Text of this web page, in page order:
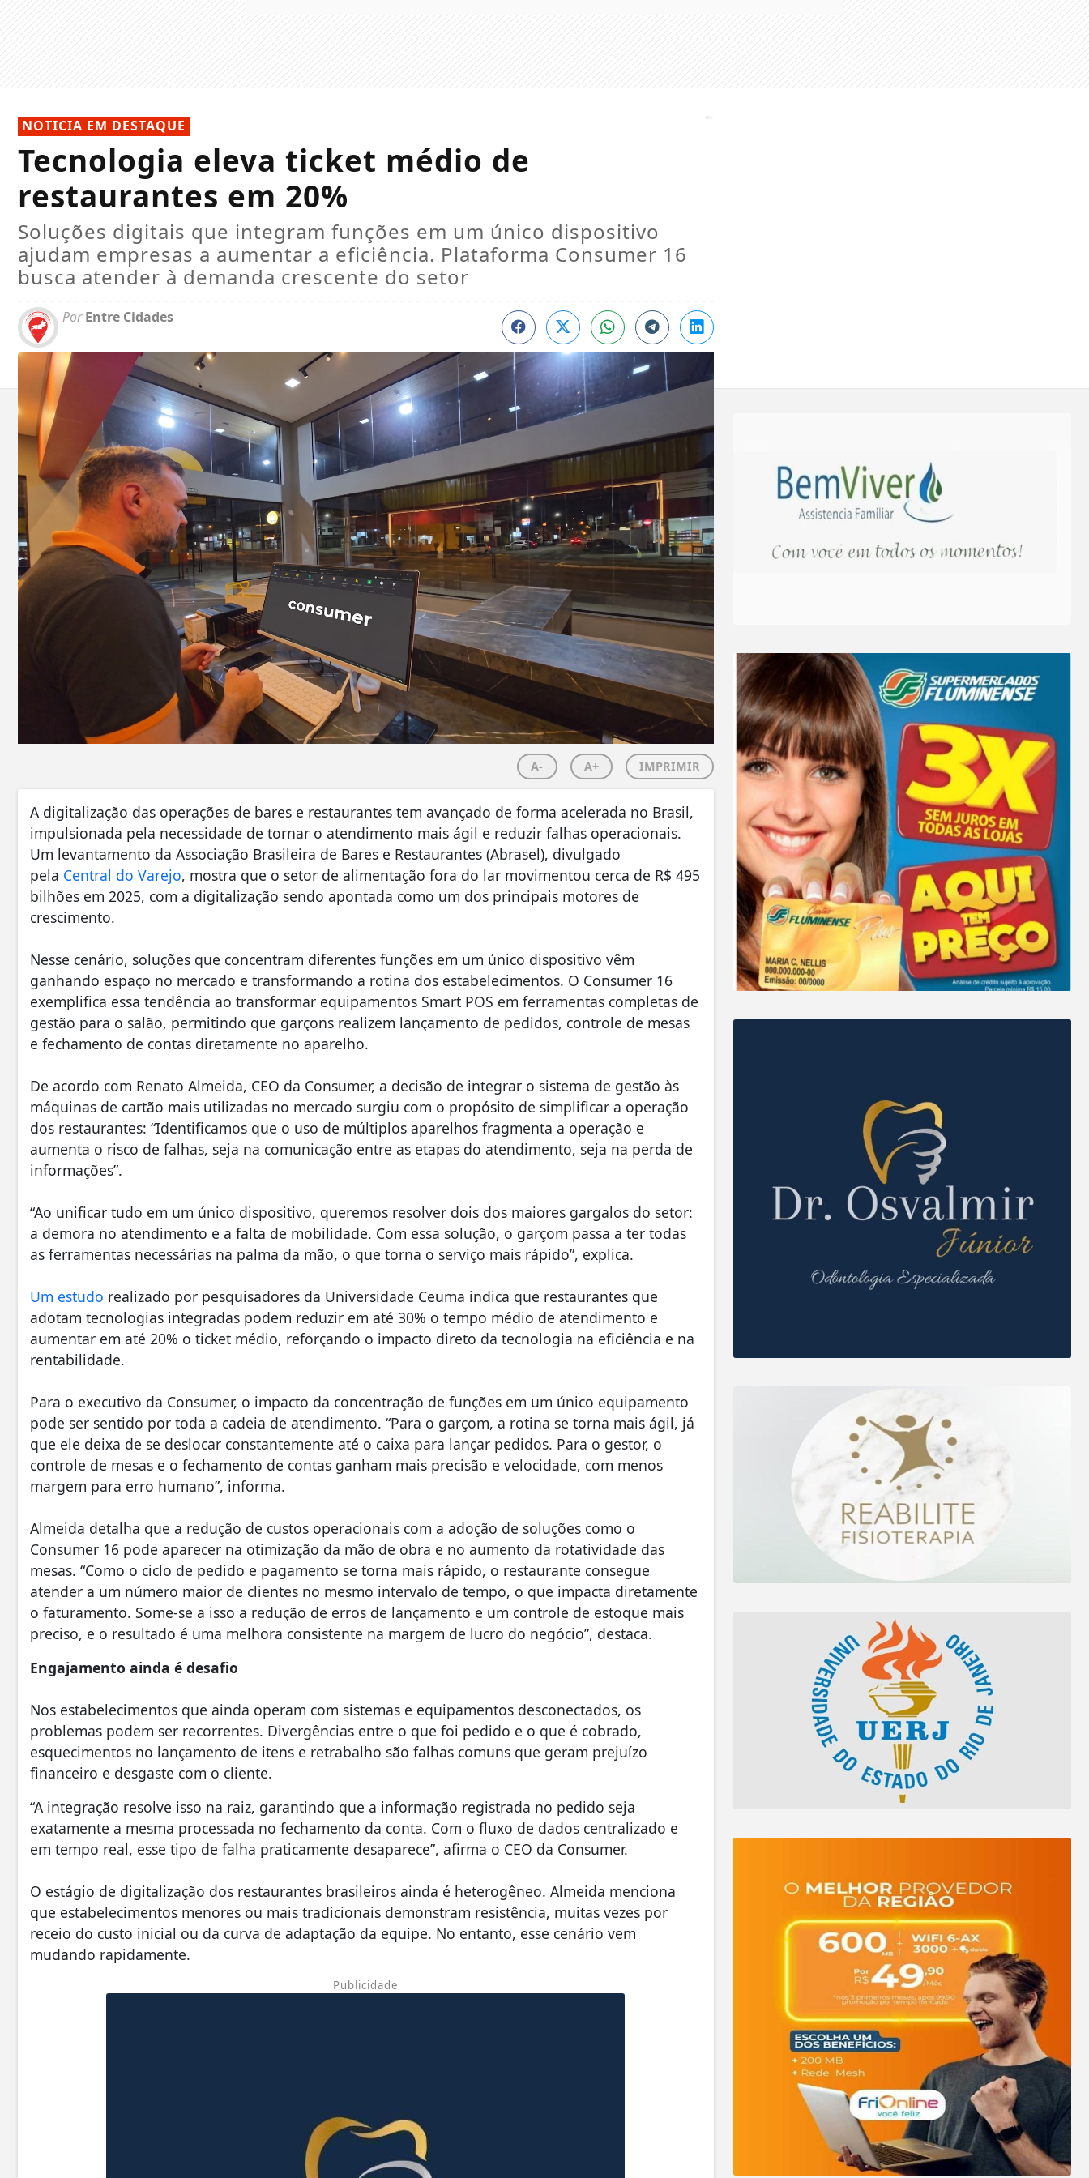
NOTICIA EM DESTAQUE
Tecnologia eleva ticket médio de
restaurantes em 20%
Soluções digitais que integram funções em um único dispositivo
ajudam empresas a aumentar a eficiência. Plataforma Consumer 16
busca atender à demanda crescente do setor
PorEntre Cidades
A- A+ IMPRIMIR
A digitalização das operações de bares e restaurantes tem avançado de forma acelerada no Brasil,
impulsionada pela necessidade de tornar o atendimento mais ágil e reduzir falhas operacionais.
Um levantamento da Associação Brasileira de Bares e Restaurantes (Abrasel), divulgado
pela Central do Varejo, mostra que o setor de alimentação fora do lar movimentou cerca de R$ 495
bilhões em 2025, com a digitalização sendo apontada como um dos principais motores de
crescimento.
Nesse cenário, soluções que concentram diferentes funções em um único dispositivo vêm
ganhando espaço no mercado e transformando a rotina dos estabelecimentos. O Consumer 16
exemplifica essa tendência ao transformar equipamentos Smart POS em ferramentas completas de
gestão para o salão, permitindo que garçons realizem lançamento de pedidos, controle de mesas
e fechamento de contas diretamente no aparelho.
De acordo com Renato Almeida, CEO da Consumer, a decisão de integrar o sistema de gestão às
máquinas de cartão mais utilizadas no mercado surgiu com o propósito de simplificar a operação
dos restaurantes: “Identificamos que o uso de múltiplos aparelhos fragmenta a operação e
aumenta o risco de falhas, seja na comunicação entre as etapas do atendimento, seja na perda de
informações”.
“Ao unificar tudo em um único dispositivo, queremos resolver dois dos maiores gargalos do setor:
a demora no atendimento e a falta de mobilidade. Com essa solução, o garçom passa a ter todas
as ferramentas necessárias na palma da mão, o que torna o serviço mais rápido”, explica.
Um estudo realizado por pesquisadores da Universidade Ceuma indica que restaurantes que
adotam tecnologias integradas podem reduzir em até 30% o tempo médio de atendimento e
aumentar em até 20% o ticket médio, reforçando o impacto direto da tecnologia na eficiência e na
rentabilidade.
Para o executivo da Consumer, o impacto da concentração de funções em um único equipamento
pode ser sentido por toda a cadeia de atendimento. “Para o garçom, a rotina se torna mais ágil, já
que ele deixa de se deslocar constantemente até o caixa para lançar pedidos. Para o gestor, o
controle de mesas e o fechamento de contas ganham mais precisão e velocidade, com menos
margem para erro humano”, informa.
Almeida detalha que a redução de custos operacionais com a adoção de soluções como o
Consumer 16 pode aparecer na otimização da mão de obra e no aumento da rotatividade das
mesas. “Como o ciclo de pedido e pagamento se torna mais rápido, o restaurante consegue
atender a um número maior de clientes no mesmo intervalo de tempo, o que impacta diretamente
o faturamento. Some-se a isso a redução de erros de lançamento e um controle de estoque mais
preciso, e o resultado é uma melhora consistente na margem de lucro do negócio”, destaca.
Engajamento ainda é desafio
Nos estabelecimentos que ainda operam com sistemas e equipamentos desconectados, os
problemas podem ser recorrentes. Divergências entre o que foi pedido e o que é cobrado,
esquecimentos no lançamento de itens e retrabalho são falhas comuns que geram prejuízo
financeiro e desgaste com o cliente.
“A integração resolve isso na raiz, garantindo que a informação registrada no pedido seja
exatamente a mesma processada no fechamento da conta. Com o fluxo de dados centralizado e
em tempo real, esse tipo de falha praticamente desaparece”, afirma o CEO da Consumer.
O estágio de digitalização dos restaurantes brasileiros ainda é heterogêneo. Almeida menciona
que estabelecimentos menores ou mais tradicionais demonstram resistência, muitas vezes por
receio do custo inicial ou da curva de adaptação da equipe. No entanto, esse cenário vem
mudando rapidamente.
Publicidade